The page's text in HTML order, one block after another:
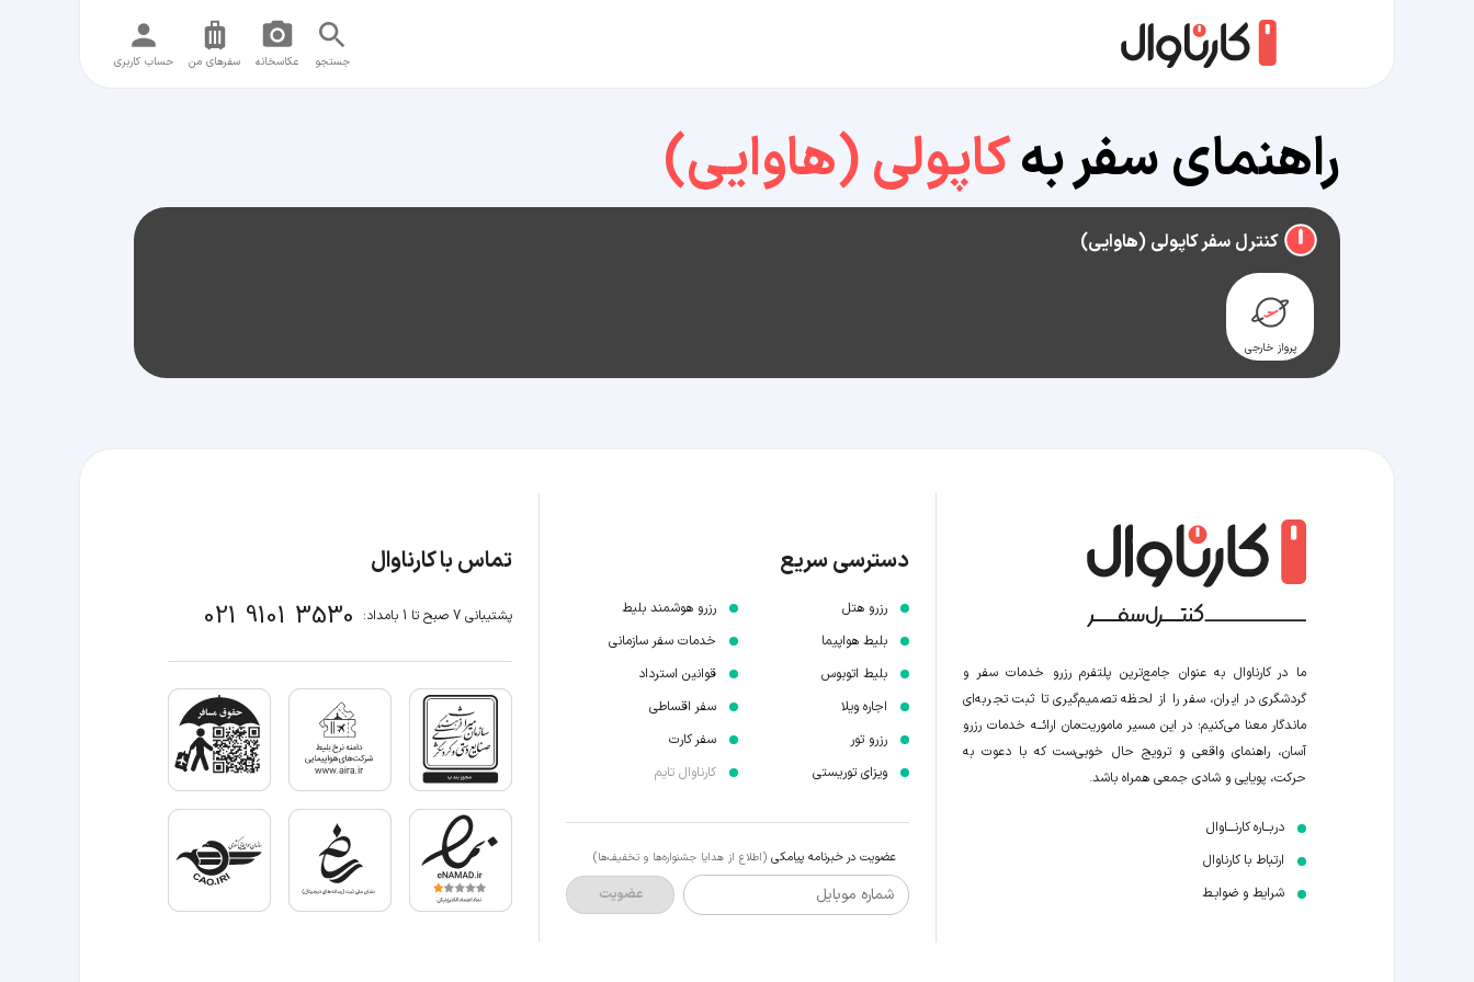
جستجو عکاسخانه سفر‌های من حساب کاربری
راهنمای سفر بهکاپولی (هاوایی)
کنترل سفر کاپولی (هاوایی)
پرواز خارجی
ما در کارناوال به عنوان جامع‌ترین پلتفرم رزرو خدمات سفر و
گردشگری در ایران، سفر را از لحظه‌ تصمیم‌گیری تا ثبت تجربه‌ای
ماندگار معنا می‌کنیم؛ در این مسیر‍ ماموریت‌مان اراﺋــﻪ خدمات رزرو
آسان، راهنمای واقعی و ترویج حال خوبی‌ست که با دعوت به
حرکت، پویایی و شادی جمعی همراه باشد.
دربــاره کارنـــاوال
ارتباط با کارناوال
شرایط و ضوابـط
دسترسی سریع
رزرو هتل
بلیط هواپیما
بلیط اتوبوس
اجاره ویلا
رزرو تور
ویزای توریستی
رزرو هوشمند بلیط
خدمات سفر سازمانی
قوانین استرداد
سفر اقساطی
سفر کارت
کارناوال تایم
عضویت در خبرنامه پیامکی (اطلاع از هدایا جشنواره‌ها و تخفیف‌ها)
شماره موبایل عضویت
تماس با کارناوال
پشتیبانی 7 صبح تا 1 بامداد: 021 9101 3530